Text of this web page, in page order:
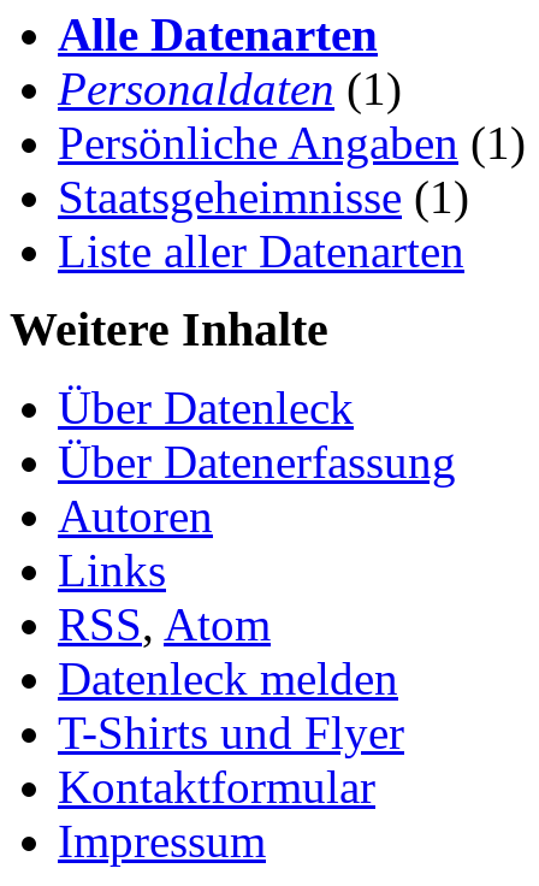
Alle Datenarten
Personaldaten (1)
Persönliche Angaben (1)
Staatsgeheimnisse (1)
Liste aller Datenarten
Weitere Inhalte
Über Datenleck
Über Datenerfassung
Autoren
Links
RSS, Atom
Datenleck melden
T-Shirts und Flyer
Kontaktformular
Impressum